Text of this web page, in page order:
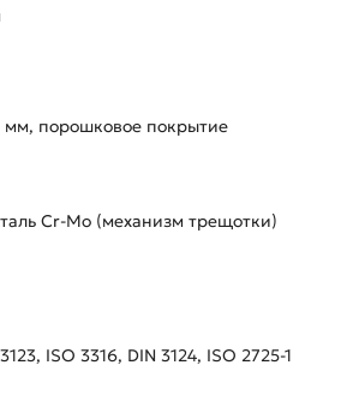
мм, порошковое покрытие
Cr-Mo (механизм трещотки)
ISO 3316, DIN 3124, ISO 2725-1